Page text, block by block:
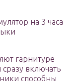
на 3 часа
гарнитуре
включать
способны